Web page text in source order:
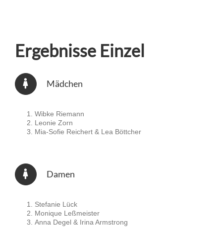
Ergebnisse Einzel
Mädchen
Wibke Riemann
Leonie Zorn
Mia-Sofie Reichert & Lea Böttcher
Damen
Stefanie Lück
Monique Leßmeister
Anna Degel & Irina Armstrong